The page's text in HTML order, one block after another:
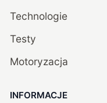
Technologie
Testy
Motoryzacja
INFORMACJE